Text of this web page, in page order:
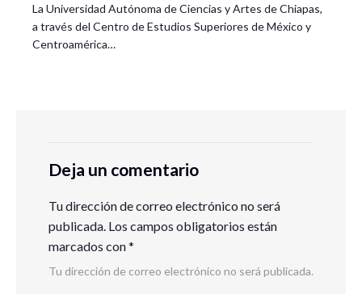
La Universidad Autónoma de Ciencias y Artes de Chiapas,
a través del Centro de Estudios Superiores de México y
Centroamérica…
Deja un comentario
Tu dirección de correo electrónico no será
publicada. Los campos obligatorios están
marcados con*
Tu dirección de correo electrónico no será publicada.